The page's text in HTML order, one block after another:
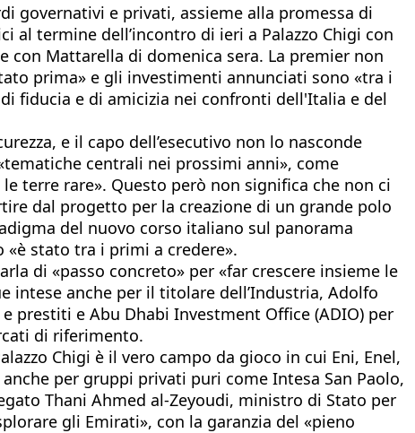
governativi e privati, assieme alla promessa di
termine dell’incontro di ieri a Palazzo Chigi con
con Mattarella di domenica sera. La premier non
prima» e gli investimenti annunciati sono «tra i
fiducia e di amicizia nei confronti dell'Italia e del
e il capo dell’esecutivo non lo nasconde
centrali nei prossimi anni», come
terre rare». Questo però non significa che non ci
dal progetto per la creazione di un grande polo
del nuovo corso italiano sul panorama
stato tra i primi a credere».
di «passo concreto» per «far crescere insieme le
intese anche per il titolare dell’Industria, Adolfo
prestiti e Abu Dhabi Investment Office (ADIO) per
di riferimento.
Chigi è il vero campo da gioco in cui Eni, Enel,
per gruppi privati puri come Intesa San Paolo,
Thani Ahmed al-Zeyoudi, ministro di Stato per
gli Emirati», con la garanzia del «pieno